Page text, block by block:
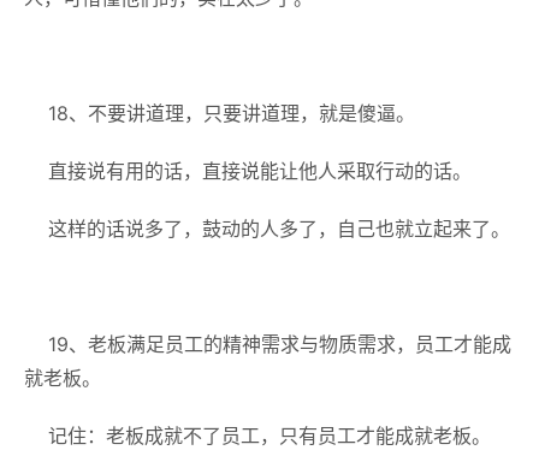
18、不要讲道理，只要讲道理，就是傻逼。
直接说有用的话，直接说能让他人采取行动的话。
这样的话说多了，鼓动的人多了，自己也就立起来了。
19、老板满足员工的精神需求与物质需求，员工才能成
就老板。
记住：老板成就不了员工，只有员工才能成就老板。